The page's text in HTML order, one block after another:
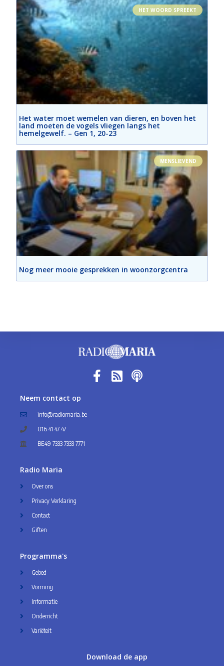
HET WOORD SPREEKT
Het water moet wemelen van dieren, en boven het
land moeten de vogels vliegen langs het
hemelgewelf. – Gen 1, 20-23
MENSLIEVEND
Nog meer mooie gesprekken in woonzorgcentra
Neem contact op
info@radiomaria.be
016 41 47 47
BE49 7333 7333 7771
Radio Maria
Over ons
Privacy Verklaring
Contact
Giften
Programma's
Gebed
Vorming
Informatie
Onderricht
Variëteit
Download de app